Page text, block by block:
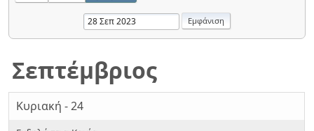
Σεπτέμβριος
Κυριακή - 24